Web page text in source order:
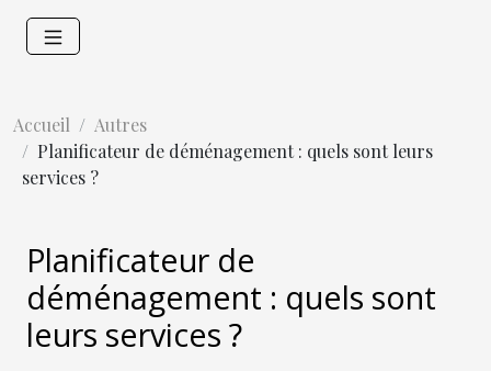
Accueil
Autres
Planificateur de déménagement : quels sont leurs
services ?
Planificateur de
déménagement : quels sont
leurs services ?